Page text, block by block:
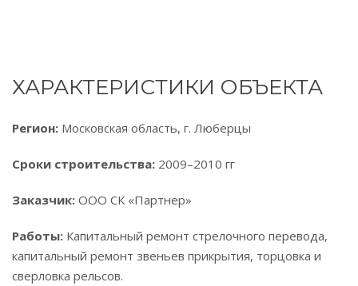
ХАРАКТЕРИСТИКИ ОБЪЕКТА
Регион: Московская область, г. Люберцы
Сроки строительства: 2009–2010 гг
Заказчик: ООО СК «Партнер»
Работы: Капитальный ремонт стрелочного перевода,
капитальный ремонт звеньев прикрытия, торцовка и
сверловка рельсов.